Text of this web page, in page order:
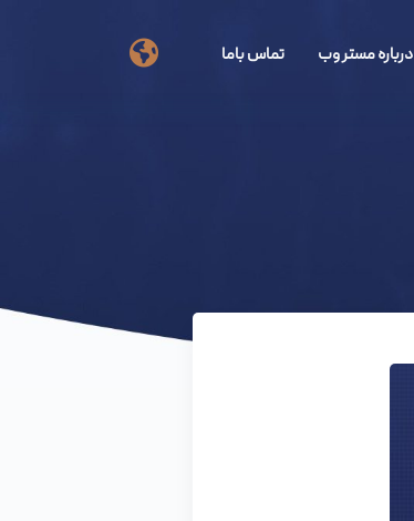
درباره مستر وب تماس باما